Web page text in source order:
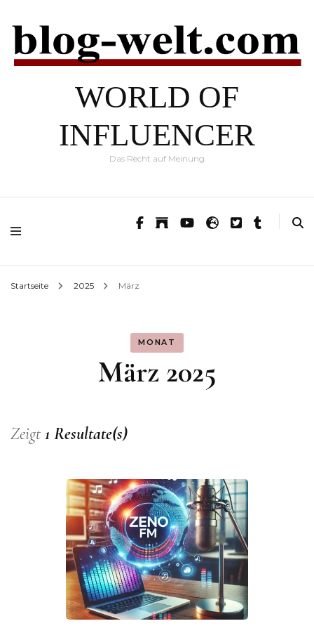
WORLD OF
INFLUENCER
Das Recht auf Meinung
Startseite 2025 März
MONAT
März 2025
Zeigt 1 Resultate(s)